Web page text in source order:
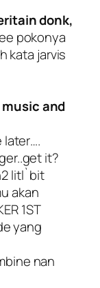
donk,
pokonya
kata jarvis
and
it?
litl`bit
akan
1ST
yang
nan